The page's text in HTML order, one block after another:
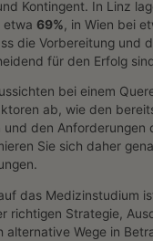
Kontingent. In Linz
etwa 69%, in Wien bei
die Vorbereitung und
für den Erfolg
bei einem
ab, wie den
und den Anforderungen
Sie sich daher
das Medizinstudium
richtigen Strategie,
alternative Wege in